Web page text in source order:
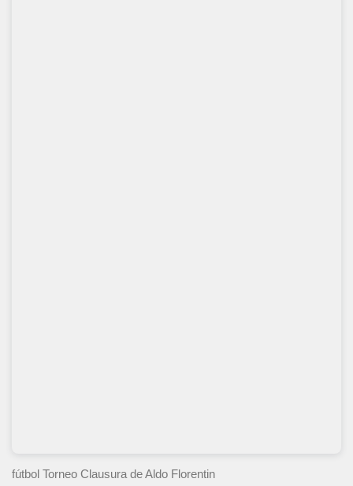
fútbol Torneo Clausura de Aldo Florentin